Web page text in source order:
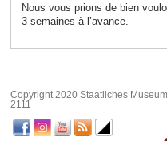
Nous vous prions de bien
3 semaines à l’avance.
Copyright 2020 Staatliches
2111